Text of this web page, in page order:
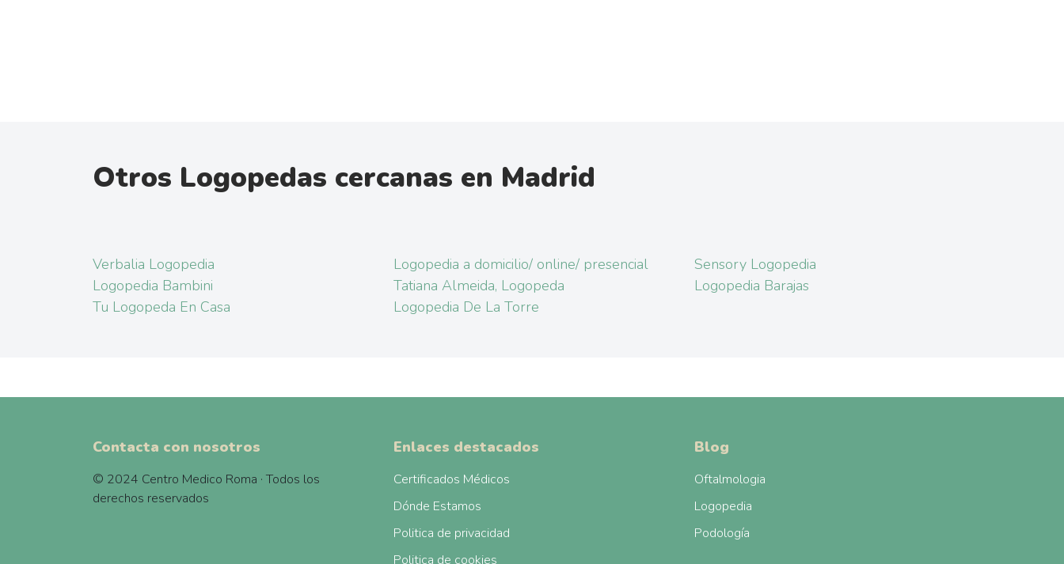
Otros Logopedas cercanas en Madrid
Verbalia Logopedia Logopedia a domicilio/ online/ presencial
Sensory Logopedia
Logopedia Bambini
Tatiana Almeida, Logopeda
Logopedia Barajas
Tu Logopeda En Casa
Logopedia De La Torre
Contacta con nosotros
© 2024 Centro Medico Roma · Todos los
derechos reservados
Enlaces destacados
Certificados Médicos
Dónde Estamos
Politica de privacidad
Politica de cookies
Blog
Oftalmologia
Logopedia
Podología